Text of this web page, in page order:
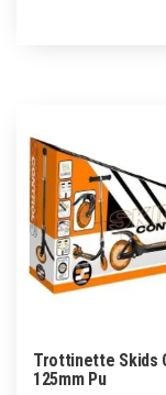
Trottinette Skids
125mm Pu